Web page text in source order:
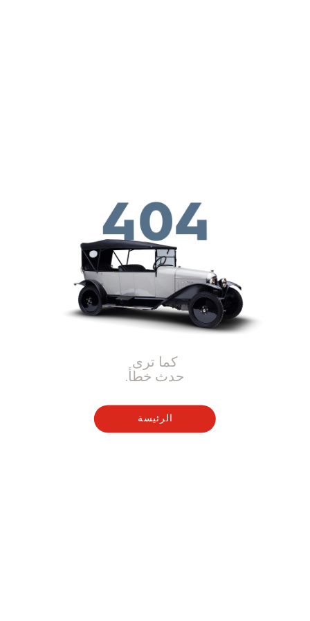
كما ترى
حدث خطأ.
الرئيسة